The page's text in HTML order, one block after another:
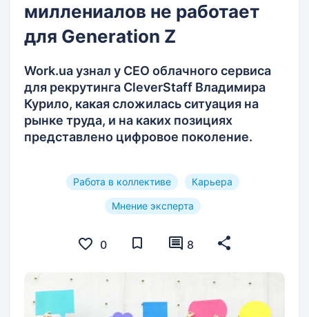
миллениалов не работает
для Generation Z
Work.ua узнал у CEO облачного сервиса
для рекрутинга CleverStaff Владимира
Курило, какая сложилась ситуация на
рынке труда, и на каких позициях
представлено цифровое поколение.
Работа в коллективе Карьера
Мнение эксперта
0 8